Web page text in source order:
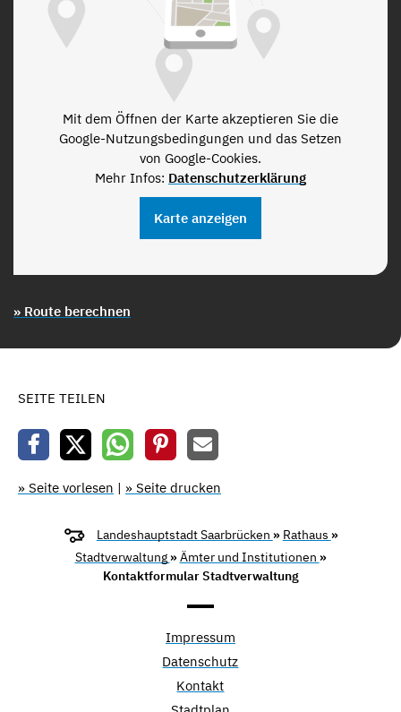
Mit dem Öffnen der Karte akzeptieren Sie die
Google-Nutzungsbedingungen und das Setzen
von Google-Cookies.
Mehr Infos: Datenschutzerklärung
Karte anzeigen
» Route berechnen
SEITE TEILEN
» Seite vorlesen | » Seite drucken
Landeshauptstadt Saarbrücken » Rathaus »
Stadtverwaltung »Ämter und Institutionen »
Kontaktformular Stadtverwaltung
Impressum
Datenschutz
Kontakt